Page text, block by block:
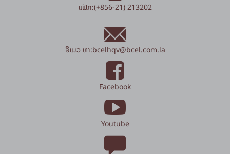
ແຟັກ:(+856-21) 213202
ອີເມວ ຫາ:bcelhqv@bcel.com.la
Facebook
Youtube